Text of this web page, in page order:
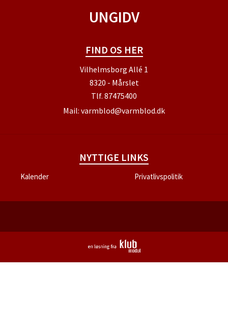
UNGIDV
FIND OS HER
Vilhelmsborg Allé 1
8320 - Mårslet
Tlf. 87475400
Mail: varmblod@varmblod.dk
NYTTIGE LINKS
Kalender Privatlivspolitik